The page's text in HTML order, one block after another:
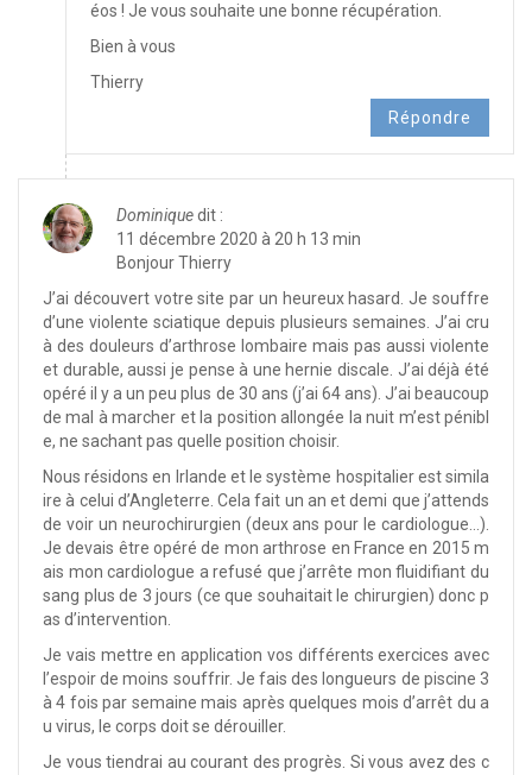
éos ! Je vous souhaite une bonne récupération.
Bien à vous
Thierry
Répondre
Dominiquedit :
11 décembre 2020 à 20 h 13 min
Bonjour Thierry
J’ai découvert votre site par un heureux hasard. Je souffre
d’une violente sciatique depuis plusieurs semaines. J’ai cru
à des douleurs d’arthrose lombaire mais pas aussi violente
et durable, aussi je pense à une hernie discale. J’ai déjà été
opéré il y a un peu plus de 30 ans (j’ai 64 ans). J’ai beaucoup
de mal à marcher et la position allongée la nuit m’est pénibl
e, ne sachant pas quelle position choisir.
Nous résidons en Irlande et le système hospitalier est simila
ire à celui d’Angleterre. Cela fait un an et demi que j’attends
de voir un neurochirurgien (deux ans pour le cardiologue…).
Je devais être opéré de mon arthrose en France en 2015 m
ais mon cardiologue a refusé que j’arrête mon fluidifiant du
sang plus de 3 jours (ce que souhaitait le chirurgien) donc p
as d’intervention.
Je vais mettre en application vos différents exercices avec
l’espoir de moins souffrir. Je fais des longueurs de piscine 3
à 4 fois par semaine mais après quelques mois d’arrêt du a
u virus, le corps doit se dérouiller.
Je vous tiendrai au courant des progrès. Si vous avez des c